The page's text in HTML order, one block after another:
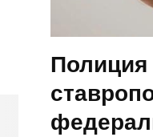
Полиция